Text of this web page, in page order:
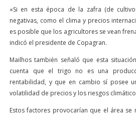
«Si en esta época de la zafra (de
negativas, como el clima y precios
es posible que los agricultores se vean
indicó el presidente de Copagran.
Mailhos también señaló que esta
cuenta que el trigo no es una
rentabilidad, y que en cambio sí posee
volatilidad de precios y los riesgos
Estos factores provocarían que el área se